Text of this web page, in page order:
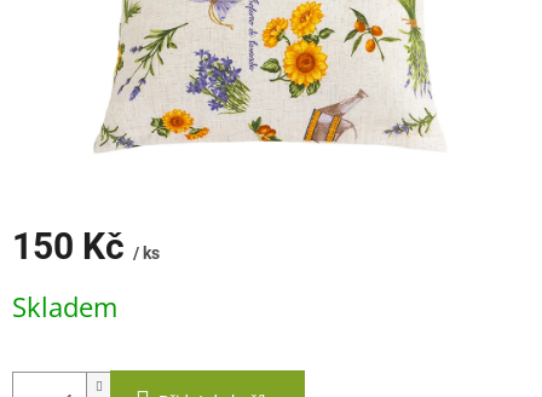
150 Kč / ks
cena:
Skladem